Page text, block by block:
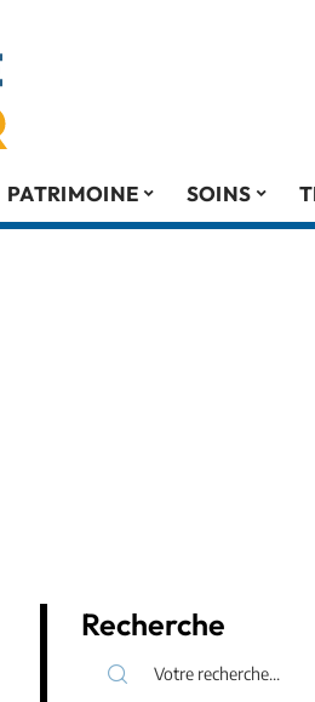
PATRIMOINE SOINS
Recherche